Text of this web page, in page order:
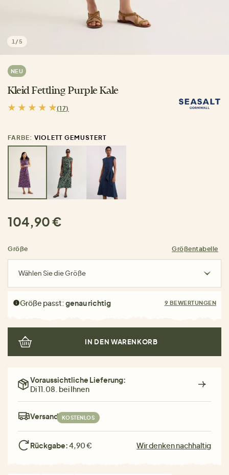
1 /5
NEU
Kleid Fettling Purple Kale
(17)
FARBE: VIOLETT GEMUSTERT
104,90 €
Größe Größentabelle
Wählen Sie die Größe
Größe passt:genau richtig 9 BEWERTUNGEN
IN DEN WARENKORB
Voraussichtliche Lieferung:
Di 11.08. bei Ihnen
Versand: KOSTENLOS
Rückgabe:4,90 € Wir denken nachhaltig